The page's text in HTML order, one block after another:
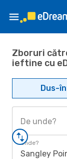
Zboruri
ieftine cu
Dus-
De unde?
Unde?
Sangley